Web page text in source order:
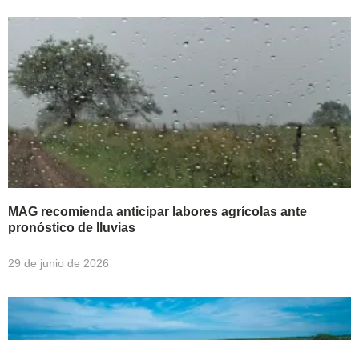
MAG recomienda anticipar labores agrícolas ante
pronóstico de lluvias
29 de junio de 2026